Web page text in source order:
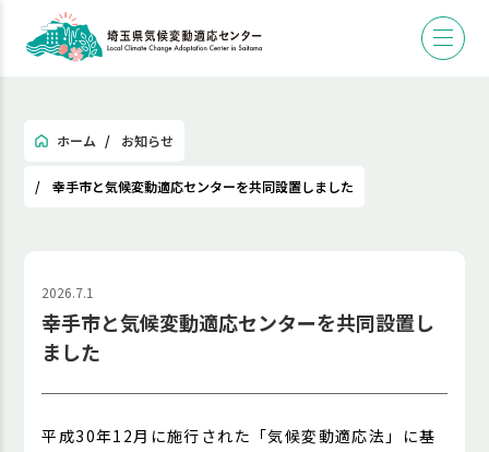
ホーム お知らせ
幸手市と気候変動適応センターを共同設置しました
2026.7.1
幸手市と気候変動適応センターを共同設置し
ました
平成30年12月に施行された「気候変動適応法」に基